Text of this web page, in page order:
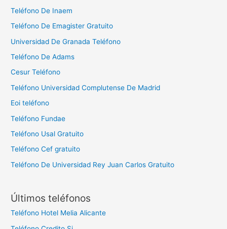
Teléfono De Inaem
Teléfono De Emagister Gratuito
Universidad De Granada Teléfono
Teléfono De Adams
Cesur Teléfono
Teléfono Universidad Complutense De Madrid
Eoi teléfono
Teléfono Fundae
Teléfono Usal Gratuito
Teléfono Cef gratuito
Teléfono De Universidad Rey Juan Carlos Gratuito
Últimos teléfonos
Teléfono Hotel Melia Alicante